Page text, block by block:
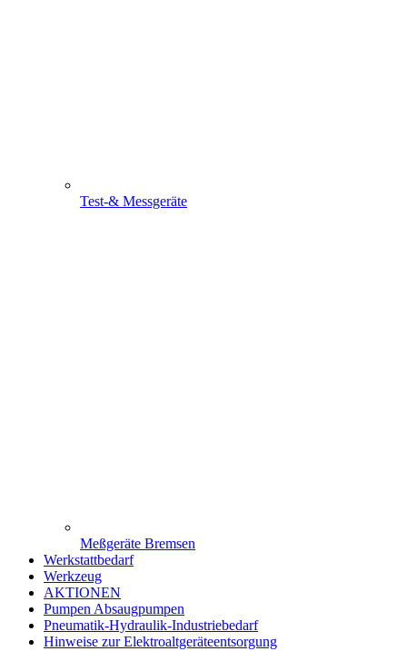
Test-& Messgeräte
Meßgeräte Bremsen
Werkstattbedarf
Werkzeug
AKTIONEN
Pumpen Absaugpumpen
Pneumatik-Hydraulik-Industriebedarf
Hinweise zur Elektroaltgeräteentsorgung